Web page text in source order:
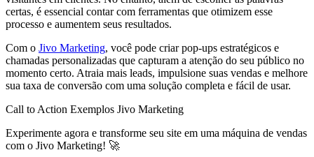
certas, é essencial contar com ferramentas que otimizem esse
processo e aumentem seus resultados.
Com o Jivo Marketing, você pode criar pop-ups estratégicos e
chamadas personalizadas que capturam a atenção do seu público no
momento certo. Atraia mais leads, impulsione suas vendas e melhore
sua taxa de conversão com uma solução completa e fácil de usar.
Call to Action Exemplos Jivo Marketing
Experimente agora e transforme seu site em uma máquina de vendas
com o Jivo Marketing! 🚀